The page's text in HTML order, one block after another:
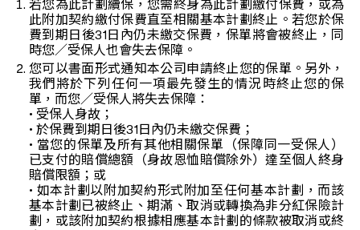
若您為此計劃續保，您需終身為此計劃繳付保費，或為
此附加契約繳付保費直至相關基本計劃終止。若您於保
費到期日後31日內仍未繳交保費，保單將會被終止，同
時您／受保人也會失去保障。
您可以書面形式通知本公司申請終止您的保單。另外，
我們將於下列任何一項最先發生的情況時終止您的保
單，而您／受保人將失去保障：
• 受保人身故；
• 於保費到期日後31日內仍未繳交保費；
• 當您的保單及所有其他相關保單（保障同一受保人）
已支付的賠償總額（身故恩恤賠償除外）達至個人終身
賠償限額；或
• 如本計劃以附加契約形式附加至任何基本計劃，而該
基本計劃已被終止、期滿、取消或轉換為非分紅保險計
劃，或該附加契約根據相應基本計劃的條款被取消或終